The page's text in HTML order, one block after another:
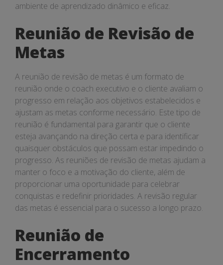
ambiente de aprendizado dinâmico e eficaz.
Reunião de Revisão de
Metas
A reunião de revisão de metas é um formato de
reunião onde o coach executivo e o cliente avaliam o
progresso em relação aos objetivos estabelecidos e
ajustam as metas conforme necessário. Este tipo de
reunião é fundamental para garantir que o cliente
esteja avançando na direção certa e para identificar
quaisquer obstáculos que possam estar impedindo o
progresso. As reuniões de revisão de metas ajudam a
manter o foco e a motivação do cliente, além de
proporcionar uma oportunidade para celebrar
conquistas e redefinir prioridades. A revisão regular
das metas é essencial para o sucesso a longo prazo.
Reunião de
Encerramento